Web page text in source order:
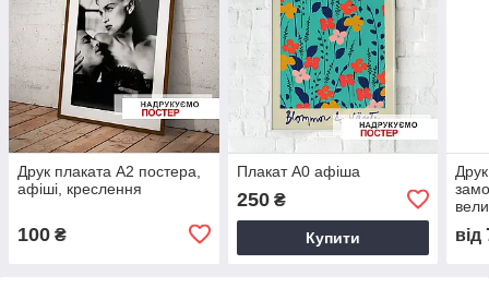
Друк плаката А2 постера,
афіші, креслення
100 ₴
Плакат А0 афіша
250₴
Купити від